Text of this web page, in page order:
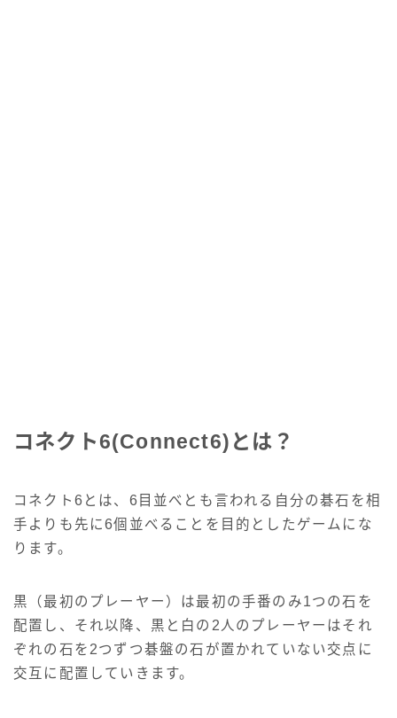
コネクト6(Connect6)とは？
コネクト6とは、6目並べとも言われる自分の碁石を相
手よりも先に6個並べることを目的としたゲームにな
ります。
黒（最初のプレーヤー）は最初の手番のみ1つの石を
配置し、それ以降、黒と白の2人のプレーヤーはそれ
ぞれの石を2つずつ碁盤の石が置かれていない交点に
交互に配置していきます。